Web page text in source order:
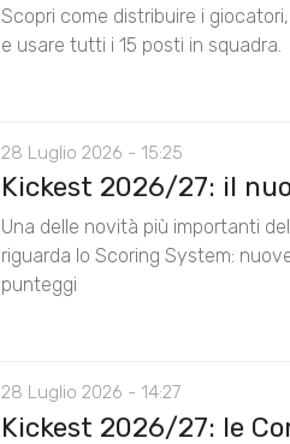
Scopri come distribuire i
e usare tutti i 15 posti in squadra.
28 Luglio 2026 - 15:25
Kickest 2026/27: il
Una delle novità più importanti
riguarda lo Scoring System:
punteggi
28 Luglio 2026 - 14:27
Kickest 2026/27: le